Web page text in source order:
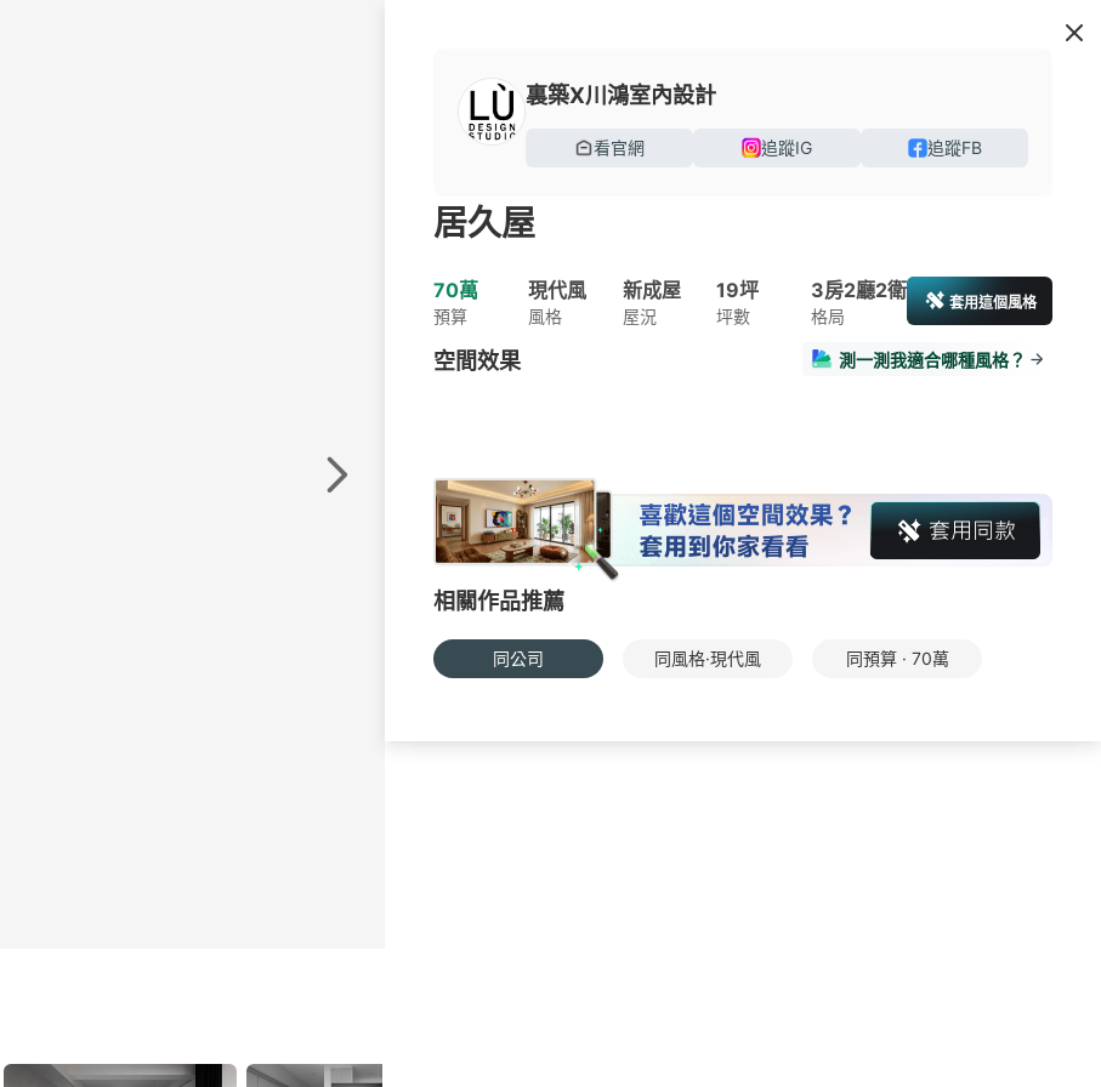
裏築X川鴻室內設計
看官網 追蹤IG 追蹤FB
居久屋
70萬
預算
現代風
風格
新成屋
屋況
19坪
坪數
3房2廳2衛
格局
套用這個風格
空間效果 測一測我適合哪種風格？
相關作品推薦
同公司 同風格·現代風 同預算 · 70萬